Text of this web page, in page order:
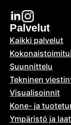
Palvelut
Kaikki palvelut
Suunnittelu
Tekninen
Visualisoinnit
Kone- ja
Ympäristö ja